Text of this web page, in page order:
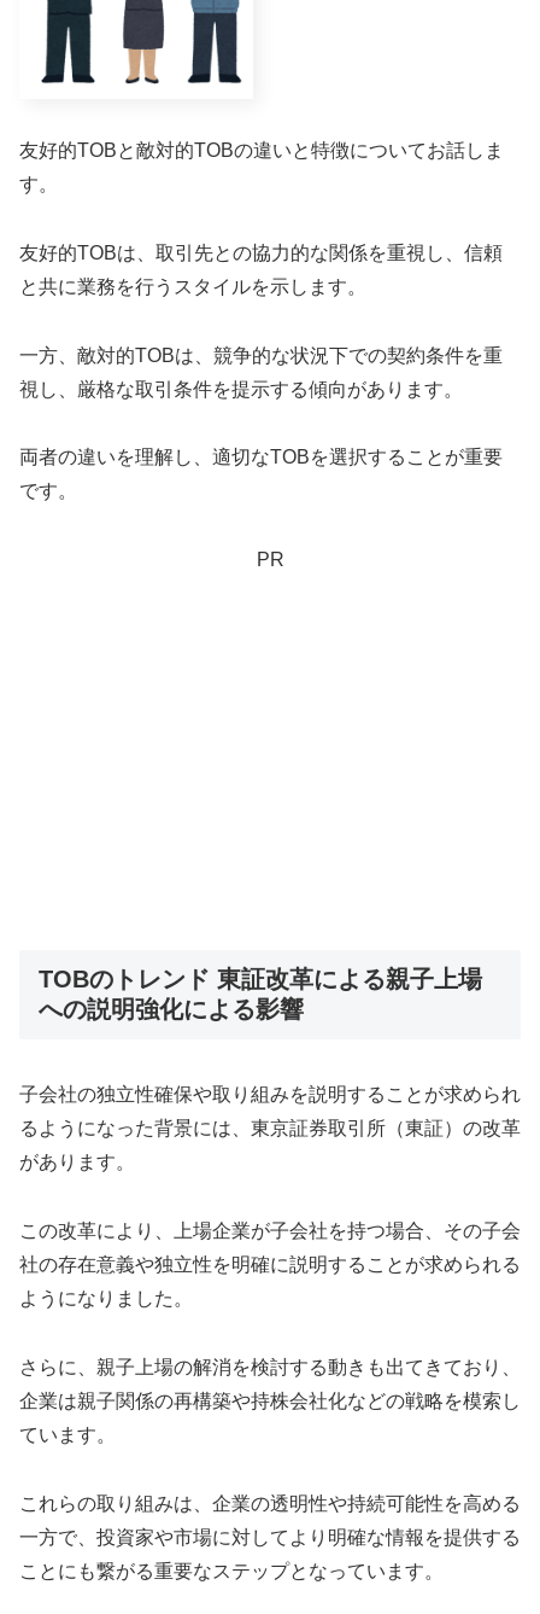
友好的TOBと敵対的TOBの違いと特徴についてお話しま
す。
友好的TOBは、取引先との協力的な関係を重視し、信頼
と共に業務を行うスタイルを示します。
一方、敵対的TOBは、競争的な状況下での契約条件を重
視し、厳格な取引条件を提示する傾向があります。
両者の違いを理解し、適切なTOBを選択することが重要
です。
PR
TOBのトレンド 東証改革による親子上場
への説明強化による影響
子会社の独立性確保や取り組みを説明することが求められ
るようになった背景には、東京証券取引所（東証）の改革
があります。
この改革により、上場企業が子会社を持つ場合、その子会
社の存在意義や独立性を明確に説明することが求められる
ようになりました。
さらに、親子上場の解消を検討する動きも出てきており、
企業は親子関係の再構築や持株会社化などの戦略を模索し
ています。
これらの取り組みは、企業の透明性や持続可能性を高める
一方で、投資家や市場に対してより明確な情報を提供する
ことにも繋がる重要なステップとなっています。